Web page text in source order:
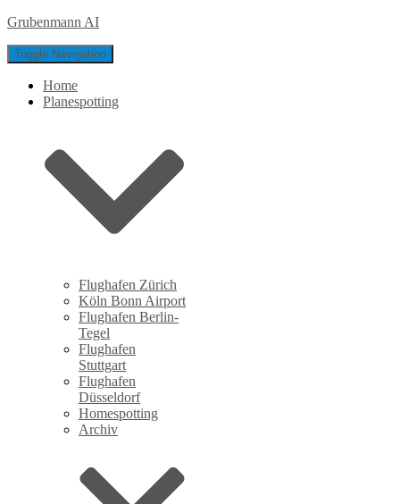
Grubenmann AI
Toggle Navigation
Home
Planespotting
Flughafen Zürich
Köln Bonn Airport
Flughafen Berlin-
Tegel
Flughafen
Stuttgart
Flughafen
Düsseldorf
Homespotting
Archiv